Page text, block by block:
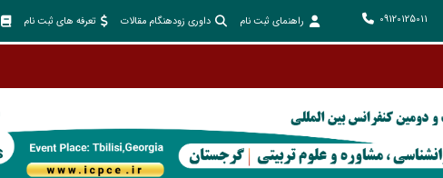
09120125011 راهنمای ثبت نام داوری زودهنگام مقالات تعرفه های ثبت نام